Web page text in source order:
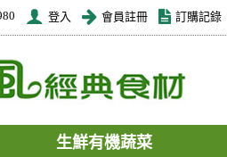
登入 會員註冊 訂購記錄
生鮮有機蔬菜